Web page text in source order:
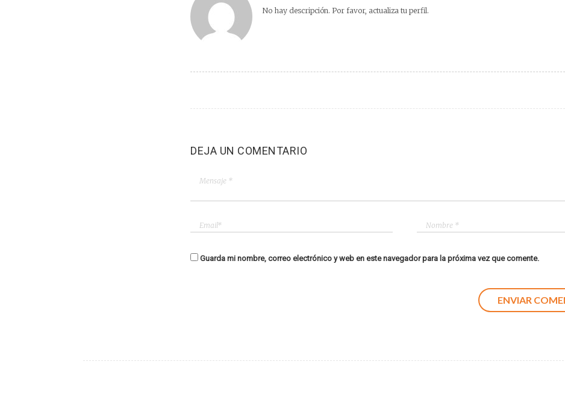
No hay descripción. Por favor, actualiza tu perfil.
DEJA UN COMENTARIO
Guarda mi nombre, correo electrónico y web en este navegador para la próxima vez que comente.